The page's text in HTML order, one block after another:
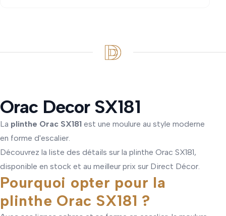
Orac Decor SX181
La plinthe Orac SX181 est une moulure au style moderne
en forme d'escalier.
Découvrez la liste des détails sur la plinthe Orac SX181,
disponible en stock et au meilleur prix sur Direct Décor.
Pourquoi opter pour la
plinthe Orac SX181 ?